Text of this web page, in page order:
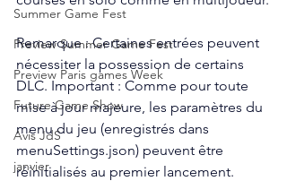
Summer Game Fest
Preview Summer Game Fest
Preview Paris games Week
Future Game Show
Avis JdS
janvier
Remarque : Certaines entrées peuvent
nécessiter la possession de certains
DLC. Important : Comme pour toute
mise à jour majeure, les paramètres du
menu du jeu (enregistrés dans
menuSettings.json) peuvent être
réinitialisés au premier lancement.